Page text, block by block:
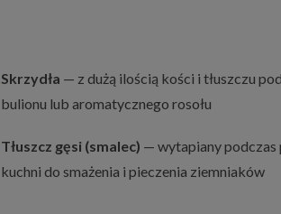
Skrzydła — z dużą ilością kości i tłuszczu
bulionu lub aromatycznego rosołu
Tłuszcz gęsi (smalec) — wytapiany podczas
kuchni do smażenia i pieczenia ziemniaków